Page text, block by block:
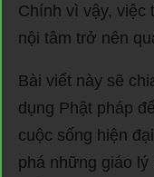
Chính vì vậy, việc
nội tâm trở nên
Bài viết này sẽ
dụng Phật pháp
cuộc sống hiện
phá những giáo